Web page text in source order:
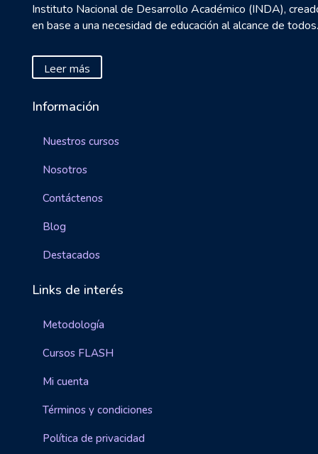
Instituto Nacional de Desarrollo Académico (INDA),
en base a una necesidad de educación al alcance de todos.
Leer más
Información
Nuestros cursos
Nosotros
Contáctenos
Blog
Destacados
Links de interés
Metodología
Cursos FLASH
Mi cuenta
Términos y condiciones
Política de privacidad